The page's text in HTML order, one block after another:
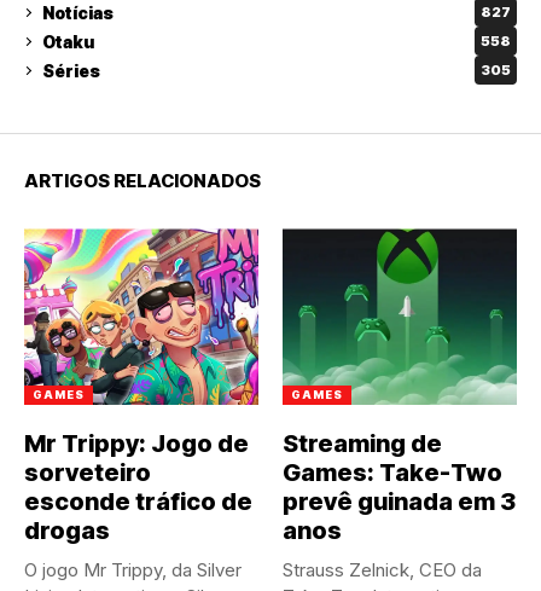
Notícias 827
Otaku 558
Séries 305
ARTIGOS RELACIONADOS
GAMES
Mr Trippy: Jogo de
sorveteiro
esconde tráfico de
drogas
O jogo Mr Trippy, da Silver
GAMES
Streaming de
Games: Take-Two
prevê guinada em 3
anos
Strauss Zelnick, CEO da